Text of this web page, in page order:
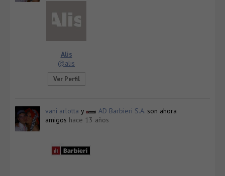
Alis
@alis
Ver Perfil
vani arlotta y AD Barbieri S.A. son ahora
amigos hace 13 años